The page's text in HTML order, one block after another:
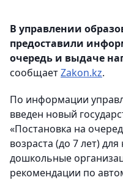
В управлении
предоставили
очередь и выдаче
сообщаетZakon.kz.
По информации
введен новый
«Постановка на
возраста (до 7 лет)
дошкольные
рекомендации по